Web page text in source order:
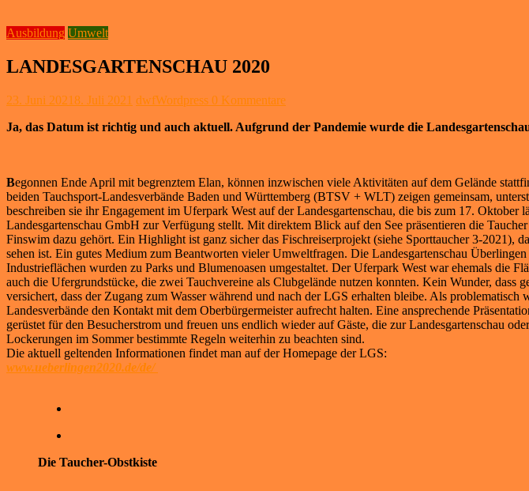
Ausbildung Umwelt
LANDESGARTENSCHAU 2020
23. Juni 2021 8. Juli 2021 dwfWordpress 0 Kommentare
Ja, das Datum ist richtig und auch aktuell. Aufgrund der Pandemie wurde die
Begonnen Ende April mit begrenztem Elan, können inzwischen viele Aktivitäten auf dem Gelände
beiden Tauchsport-Landesverbände Baden und Württemberg (BTSV + WLT) zeigen gemeinsam,
beschreiben sie ihr Engagement im Uferpark West auf der Landesgartenschau, die bis zum 17.
Landesgartenschau GmbH zur Verfügung stellt. Mit direktem Blick auf den See präsentieren die
Finswim dazu gehört. Ein Highlight ist ganz sicher das Fischreiserprojekt (siehe Sporttaucher 3-2021),
sehen ist. Ein gutes Medium zum Beantworten vieler Umweltfragen. Die Landesgartenschau
Industrieflächen wurden zu Parks und Blumenoasen umgestaltet. Der Uferpark West war ehemals die
auch die Ufergrundstücke, die zwei Tauchvereine als Clubgelände nutzen konnten. Kein Wunder, dass
versichert, dass der Zugang zum Wasser während und nach der LGS erhalten bleibe. Als
Landesverbände den Kontakt mit dem Oberbürgermeister aufrecht halten. Eine ansprechende
gerüstet für den Besucherstrom und freuen uns endlich wieder auf Gäste, die zur Landesgartenschau
Lockerungen im Sommer bestimmte Regeln weiterhin zu beachten sind.
Die aktuell geltenden Informationen findet man auf der Homepage der LGS:
www.ueberlingen2020.de/de/
Die Taucher-Obstkiste